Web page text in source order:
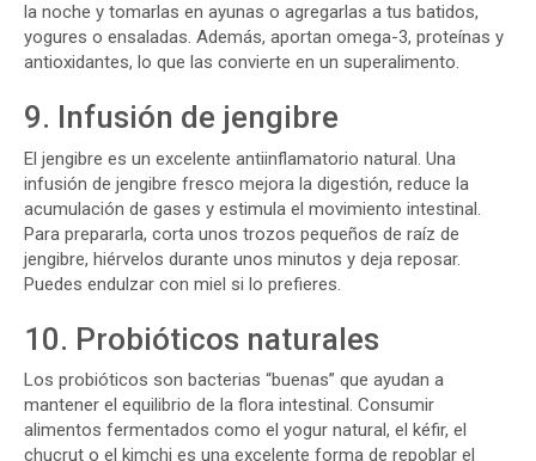
la noche y tomarlas en ayunas o agregarlas a tus batidos,
yogures o ensaladas. Además, aportan omega-3, proteínas y
antioxidantes, lo que las convierte en un superalimento.
9. Infusión de jengibre
El jengibre es un excelente antiinflamatorio natural. Una
infusión de jengibre fresco mejora la digestión, reduce la
acumulación de gases y estimula el movimiento intestinal.
Para prepararla, corta unos trozos pequeños de raíz de
jengibre, hiérvelos durante unos minutos y deja reposar.
Puedes endulzar con miel si lo prefieres.
10. Probióticos naturales
Los probióticos son bacterias “buenas” que ayudan a
mantener el equilibrio de la flora intestinal. Consumir
alimentos fermentados como el yogur natural, el kéfir, el
chucrut o el kimchi es una excelente forma de repoblar el